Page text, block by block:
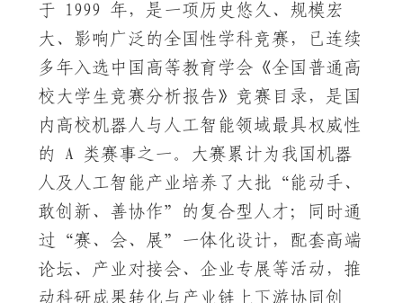
于 1999 年，是一项历史悠久、规模宏
大、影响广泛的全国性学科竞赛，已连续
多年入选中国高等教育学会《全国普通高
校大学生竞赛分析报告》竞赛目录，是国
内高校机器人与人工智能领域最具权威性
的 A 类赛事之一。大赛累计为我国机器
人及人工智能产业培养了大批“能动手、
敢创新、善协作”的复合型人才；同时通
过“赛、会、展”一体化设计，配套高端
论坛、产业对接会、企业专展等活动，推
动科研成果转化与产业链上下游协同创